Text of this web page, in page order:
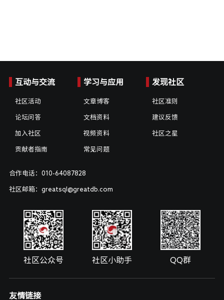
互动与交流
社区活动
论坛问答
加入社区
贡献者指南
学习与应用
文章博客
文档资料
视频资料
常见问题
发现社区
社区准则
建议反馈
社区之星
合作电话：010-64087828
社区邮箱：greatsql@greatdb.com
社区公众号 社区小助手 QQ群
友情链接